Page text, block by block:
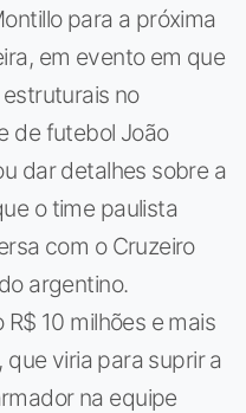
para a próxima
em evento em que
no
de futebol João
dar detalhes sobre a
o time paulista
com o Cruzeiro
argentino.
10 milhões e mais
viria para suprir a
na equipe